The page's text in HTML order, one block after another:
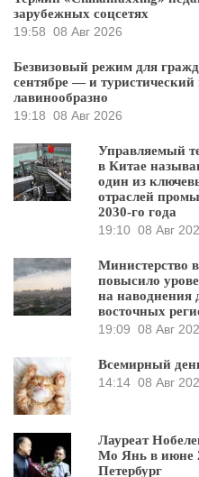
зарубежных соцсетях
19:58 08 Авг 2026
Безвизовый режим для
сентябре — и
лавинообразно
19:18 08 Авг 2026
Управляемый
в Китае
один из
отраслей
2030-го года
19:10 08 Авг
Министерство
повысило
на наводнения
восточных
19:09 08 Авг
Всемирный
14:14 08 Авг
Лауреат
Мо Янь в июне
Петербург